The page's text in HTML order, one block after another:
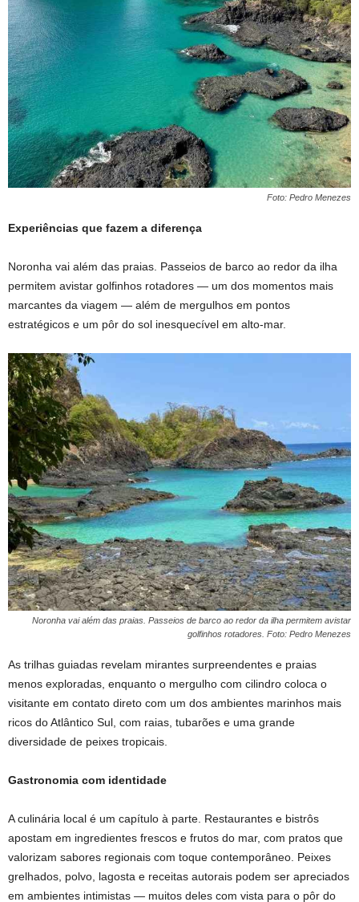
Foto: Pedro Menezes
Experiências que fazem a diferença
Noronha vai além das praias. Passeios de barco ao redor da ilha
permitem avistar golfinhos rotadores — um dos momentos mais
marcantes da viagem — além de mergulhos em pontos
estratégicos e um pôr do sol inesquecível em alto-mar.
Noronha vai além das praias. Passeios de barco ao redor da ilha permitem avistar
golfinhos rotadores. Foto: Pedro Menezes
As trilhas guiadas revelam mirantes surpreendentes e praias
menos exploradas, enquanto o mergulho com cilindro coloca o
visitante em contato direto com um dos ambientes marinhos mais
ricos do Atlântico Sul, com raias, tubarões e uma grande
diversidade de peixes tropicais.
Gastronomia com identidade
A culinária local é um capítulo à parte. Restaurantes e bistrôs
apostam em ingredientes frescos e frutos do mar, com pratos que
valorizam sabores regionais com toque contemporâneo. Peixes
grelhados, polvo, lagosta e receitas autorais podem ser apreciados
em ambientes intimistas — muitos deles com vista para o pôr do